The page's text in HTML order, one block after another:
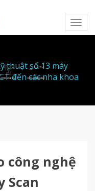
thuật số 13 máy
đến các nha khoa
công nghệ
Scan